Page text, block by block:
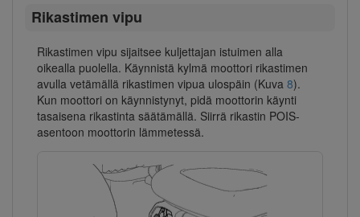
Rikastimen vipu
Rikastimen vipu sijaitsee kuljettajan istuimen alla
oikealla puolella. Käynnistä kylmä moottori rikastimen
avulla vetämällä rikastimen vipua ulospäin (Kuva 8).
Kun moottori on käynnistynyt, pidä moottorin käynti
tasaisena rikastinta säätämällä. Siirrä rikastin POIS-
asentoon moottorin lämmetessä.